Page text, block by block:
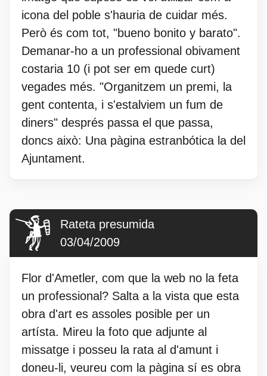
icona del poble s'hauria de cuidar més.
Però és com tot, "bueno bonito y barato".
Demanar-ho a un professional obivament
costaria 10 (i pot ser em quede curt)
vegades més. "Organitzem un premi, la
gent contenta, i s'estalviem un fum de
diners" després passa el que passa,
doncs això: Una pàgina estranbótica la del
Ajuntament.
Rateta presumida
03/04/2009
Flor d'Ametler, com que la web no la feta
un professional? Salta a la vista que esta
obra d'art es assoles posible per un
artísta. Mireu la foto que adjunte al
missatge i posseu la rata al d'amunt i
doneu-li, veureu com la pàgina sí es obra